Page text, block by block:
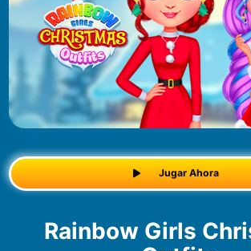
Jugar Ahora
Rainbow Girls Christmas